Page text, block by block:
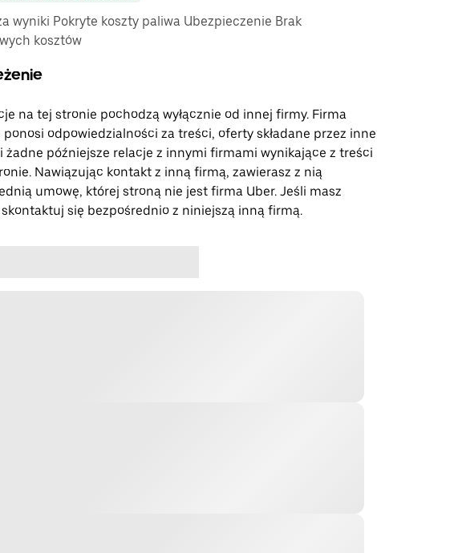
wyniki Pokryte koszty paliwa Ubezpieczenie Brak
kosztów
na tej stronie pochodzą wyłącznie od innej firmy. Firma
ponosi odpowiedzialności za treści, oferty składane przez inne
żadne późniejsze relacje z innymi firmami wynikające z treści
Nawiązując kontakt z inną firmą, zawierasz z nią
umowę, której stroną nie jest firma Uber. Jeśli masz
się bezpośrednio z niniejszą inną firmą.